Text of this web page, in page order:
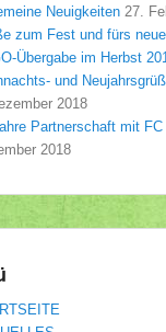
Neuigkeiten 27.
zum Fest und fürs
Übergabe im Herbst
und
2018
Partnerschaft mit
2018